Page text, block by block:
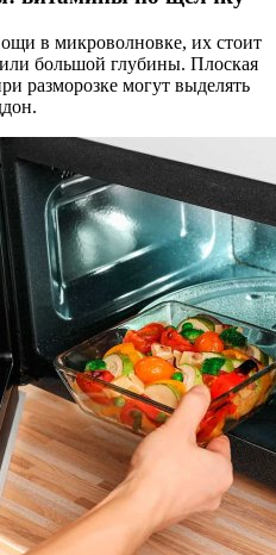
в микроволновке, их стоит
большой глубины. Плоская
разморозке могут выделять